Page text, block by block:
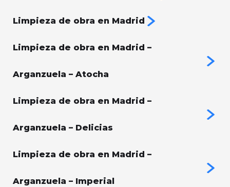
Limpieza de obra en Madrid
Limpieza de obra en Madrid –
Arganzuela – Atocha
Limpieza de obra en Madrid –
Arganzuela – Delicias
Limpieza de obra en Madrid –
Arganzuela – Imperial